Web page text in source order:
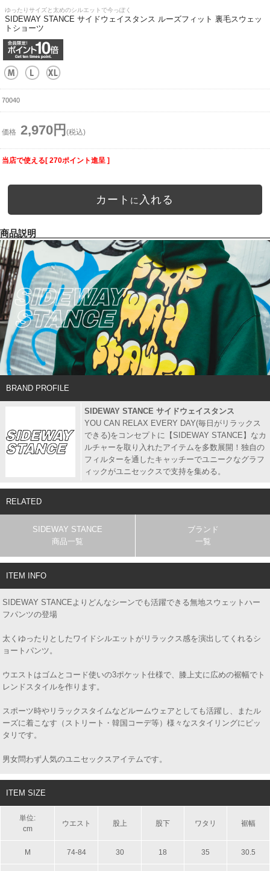
ゆったりサイズと太めのシルエットで今っぽく
SIDEWAY STANCE サイドウェイスタンス ルーズフィット 裏毛スウェッ
トショーツ
70040
価格 2,970円 (税込)
当店で使える[ 270ポイント進呈 ]
カート に 入れる
商品説明
BRAND PROFILE
SIDEWAY STANCE サイドウェイスタンス
YOU CAN RELAX EVERY DAY(毎日がリラックス
できる)をコンセプトに【SIDEWAY STANCE】なカ
ルチャーを取り入れたアイテムを多数展開！独自の
フィルターを通したキャッチーでユニークなグラフ
ィックがユニセックスで支持を集める。
RELATED
SIDEWAY STANCE
商品一覧
ブランド
一覧
ITEM INFO
SIDEWAY STANCEよりどんなシーンでも活躍できる無地スウェットハー
フパンツの登場
太くゆったりとしたワイドシルエットがリラックス感を演出してくれるシ
ョートパンツ。
ウエストはゴムとコード使いの3ポケット仕様で、膝上丈に広めの裾幅でト
レンドスタイルを作ります。
スポーツ時やリラックスタイムなどルームウェアとしても活躍し、またル
ーズに着こなす（ストリート・韓国コーデ等）様々なスタイリングにピッ
タリです。
男女問わず人気のユニセックスアイテムです。
ITEM SIZE
単位:
cm
ウエスト 股上 股下 ワタリ 裾幅
M 74-84 30 18 35 30.5